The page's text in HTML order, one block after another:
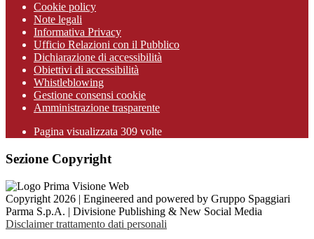
Cookie policy
Note legali
Informativa Privacy
Ufficio Relazioni con il Pubblico
Dichiarazione di accessibilità
Obiettivi di accessibilità
Whistleblowing
Gestione consensi cookie
Amministrazione trasparente
Pagina visualizzata 309 volte
Sezione Copyright
Copyright 2026 | Engineered and powered by Gruppo Spaggiari
Parma S.p.A. | Divisione Publishing & New Social Media
Disclaimer trattamento dati personali